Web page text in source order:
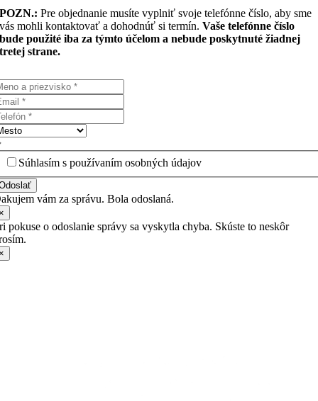
POZN.: Pre objednanie musíte vyplniť svoje telefónne číslo, aby sme
vás mohli kontaktovať a dohodnúť si termín.Vaše telefónne číslo
bude použité iba za týmto účelom a nebude poskytnuté žiadnej
tretej strane.
Súhlasím s používaním osobných údajov
vám za správu. Bola odoslaná.
pokuse o odoslanie správy sa vyskytla chyba. Skúste to neskôr